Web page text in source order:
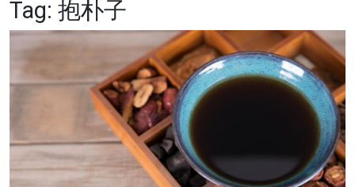
健康
名家榜
Tag: 抱朴子